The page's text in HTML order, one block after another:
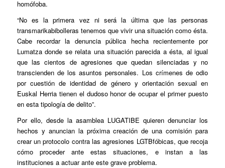
homófoba.
“No es la primera vez ni será la última que las personas
transmarikabibolleras tenemos que vivir una situación como ésta.
Cabe recordar la denuncia pública hecha recientemente por
Lumatza donde se relata una situación parecida a ésta, al igual
que las cientos de agresiones que quedan silenciadas y no
transcienden de los asuntos personales. Los crímenes de odio
por cuestión de identidad de género y orientación sexual en
Euskal Herria tienen el dudoso honor de ocupar el primer puesto
en esta tipología de delito”.
Por ello, desde la asamblea LUGATIBE quieren denunciar los
hechos y anuncian la próxima creación de una comisión para
crear un protocolo contra las agresiones LGTBfóbicas, que recoja
cómo proceder ante estas situaciones, e instan a las
instituciones a actuar ante este grave problema.